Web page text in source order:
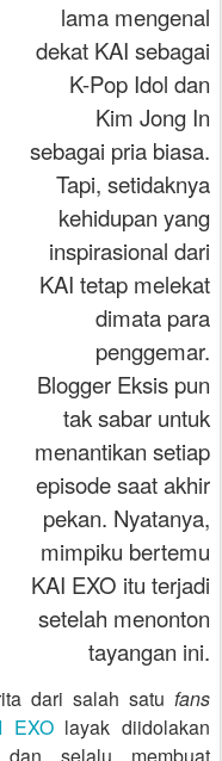
lama mengenal
dekat KAI sebagai
K-Pop Idol dan
Kim Jong In
sebagai pria biasa.
Tapi, setidaknya
kehidupan yang
inspirasional dari
KAI tetap melekat
dimata para
penggemar.
Blogger Eksis pun
tak sabar untuk
menantikan setiap
episode saat akhir
pekan. Nyatanya,
mimpiku bertemu
KAI EXO itu terjadi
setelah menonton
tayangan ini.
dari salah satu fans
EXOlayak diidolakan